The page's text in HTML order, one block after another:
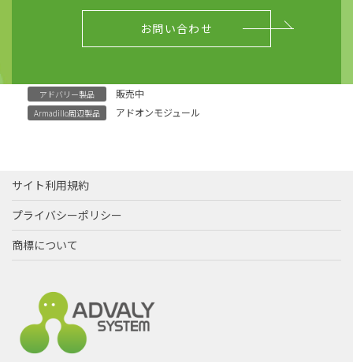
お問い合わせ
アドバリー製品 販売中
Armadillo周辺製品 アドオンモジュール
サイト利用規約
プライバシーポリシー
商標について